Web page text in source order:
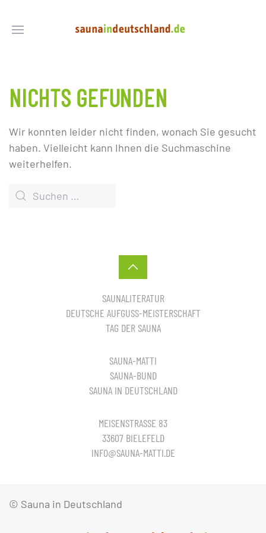
NICHTS GEFUNDEN
Wir konnten leider nicht finden, wonach Sie gesucht
haben. Vielleicht kann Ihnen die Suchmaschine
weiterhelfen.
SAUNALITERATUR
DEUTSCHE AUFGUSS-MEISTERSCHAFT
TAG DER SAUNA
SAUNA-MATTI
SAUNA-BUND
SAUNA IN DEUTSCHLAND
MEISENSTRASSE 83
33607 BIELEFELD
INFO@SAUNA-MATTI.DE
© Sauna in Deutschland